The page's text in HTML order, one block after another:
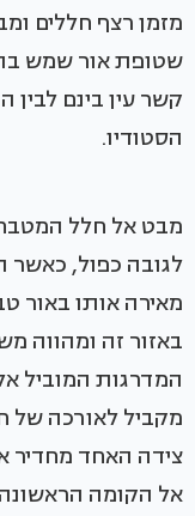
מזמן רצף חללים
שטופת אור שמש
קשר עין בינם
הסטודיו.
מבט אל חלל
לגובה כפול,
מאירה אותו באור
באזור זה ומהווה
המדרגות המוביל
מקביל לאורכה של
צידה האחד מחדיר
אל הקומה